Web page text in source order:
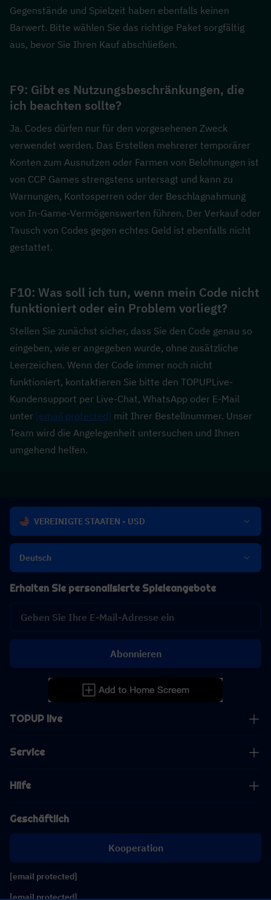
Gegenstände und Spielzeit haben ebenfalls keinen
Barwert. Bitte wählen Sie das richtige Paket sorgfältig
aus, bevor Sie Ihren Kauf abschließen.
F9: Gibt es Nutzungsbeschränkungen, die
ich beachten sollte?
Ja. Codes dürfen nur für den vorgesehenen Zweck
verwendet werden. Das Erstellen mehrerer temporärer
Konten zum Ausnutzen oder Farmen von Belohnungen ist
von CCP Games strengstens untersagt und kann zu
Warnungen, Kontosperren oder der Beschlagnahmung
von In-Game-Vermögenswerten führen. Der Verkauf oder
Tausch von Codes gegen echtes Geld ist ebenfalls nicht
gestattet.
F10: Was soll ich tun, wenn mein Code nicht
funktioniert oder ein Problem vorliegt?
Stellen Sie zunächst sicher, dass Sie den Code genau so
eingeben, wie er angegeben wurde, ohne zusätzliche
Leerzeichen. Wenn der Code immer noch nicht
funktioniert, kontaktieren Sie bitte den TOPUPLive-
Kundensupport per Live-Chat, WhatsApp oder E-Mail
unter [email protected] mit Ihrer Bestellnummer. Unser
Team wird die Angelegenheit untersuchen und Ihnen
umgehend helfen.
VEREINIGTE STAATEN - USD
Deutsch
TOPUP live
Service
Hilfe
Geschäftlich
Kooperation
[email protected]
[email protected]
Erhalten Sie personalisierte Spieleangebote
Abonnieren